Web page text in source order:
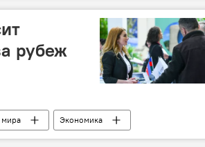
рубеж
мира
Экономика
договор Азербайджанцы